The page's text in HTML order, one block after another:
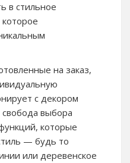
в стильное
на заказ,
с декором
выбора
которые
— будь то
или деревенское